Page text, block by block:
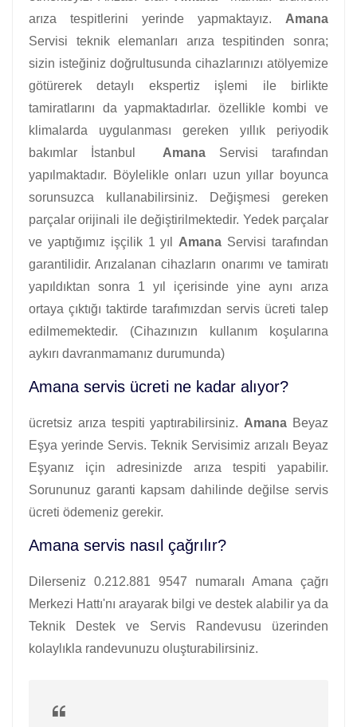
arıza tespitlerini yerinde yapmaktayız. Amana
Servisi teknik elemanları arıza tespitinden sonra;
sizin isteğiniz doğrultusunda cihazlarınızı atölyemize
götürerek detaylı ekspertiz işlemi ile birlikte
tamiratlarını da yapmaktadırlar. özellikle kombi ve
klimalarda uygulanması gereken yıllık periyodik
bakımlar İstanbul Amana Servisi tarafından
yapılmaktadır. Böylelikle onları uzun yıllar boyunca
sorunsuzca kullanabilirsiniz. Değişmesi gereken
parçalar orijinali ile değiştirilmektedir. Yedek parçalar
ve yaptığımız işçilik 1 yıl Amana Servisi tarafından
garantilidir. Arızalanan cihazların onarımı ve tamiratı
yapıldıktan sonra 1 yıl içerisinde yine aynı arıza
ortaya çıktığı taktirde tarafımızdan servis ücreti talep
edilmemektedir. (Cihazınızın kullanım koşularına
aykırı davranmamanız durumunda)
Amana servis ücreti ne kadar alıyor?
ücretsiz arıza tespiti yaptırabilirsiniz. Amana Beyaz
Eşya yerinde Servis. Teknik Servisimiz arızalı Beyaz
Eşyanız için adresinizde arıza tespiti yapabilir.
Sorununuz garanti kapsam dahilinde değilse servis
ücreti ödemeniz gerekir.
Amana servis nasıl çağrılır?
Dilerseniz 0.212.881 9547 numaralı Amana çağrı
Merkezi Hattı'nı arayarak bilgi ve destek alabilir ya da
Teknik Destek ve Servis Randevusu üzerinden
kolaylıkla randevunuzu oluşturabilirsiniz.